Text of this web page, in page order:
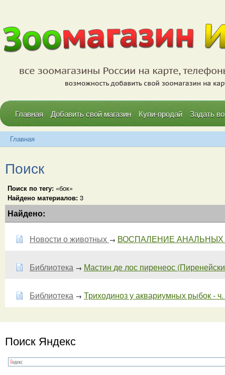
Главная Добавить свой магазин Купи-продай Задать
Главная
Поиск
Поиск по тегу: «бок»
Найдено материалов: 3
Найдено:
Новости о животных → ВОСПАЛЕНИЕ
Библиотека → Мастин де лос пиренеос
Библиотека → Триходиноз у аквариумных рыбок -
Поиск Яндекс